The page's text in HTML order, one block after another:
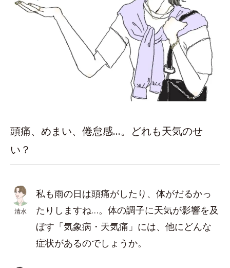
頭痛、めまい、倦怠感…。どれも天気のせ
い？
清水
私も雨の日は頭痛がしたり、体がだるかっ
たりしますね…。体の調子に天気が影響を及
ぼす「気象病・天気痛」には、他にどんな
症状があるのでしょうか。